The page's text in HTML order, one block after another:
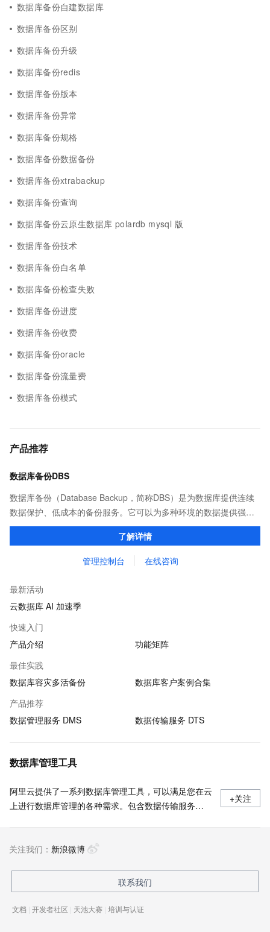
数据库备份自建数据库
数据库备份区别
数据库备份升级
数据库备份redis
数据库备份版本
数据库备份异常
数据库备份规格
数据库备份数据备份
数据库备份xtrabackup
数据库备份查询
数据库备份云原生数据库 polardb mysql 版
数据库备份技术
数据库备份白名单
数据库备份检查失败
数据库备份进度
数据库备份收费
数据库备份oracle
数据库备份流量费
数据库备份模式
产品推荐
数据库备份DBS
数据库备份（Database Backup，简称DBS）是为数据库提供连续
数据保护、低成本的备份服务。它可以为多种环境的数据提供强有
力的保护，包括企业数据中心、其他云厂商、混合云及公共云。
了解详情
管理控制台 在线咨询
最新活动
云数据库 AI 加速季
快速入门
产品介绍
功能矩阵
最佳实践
数据库容灾多活备份
数据库客户案例合集
产品推荐
数据管理服务 DMS
数据传输服务 DTS
数据库管理工具
阿里云提供了一系列数据库管理工具，可以满足您在云
上进行数据库管理的各种需求。包含数据传输服务
+关注
关注我们： 新浪微博
联系我们
文档 | 开发者社区 | 天池大赛 | 培训与认证